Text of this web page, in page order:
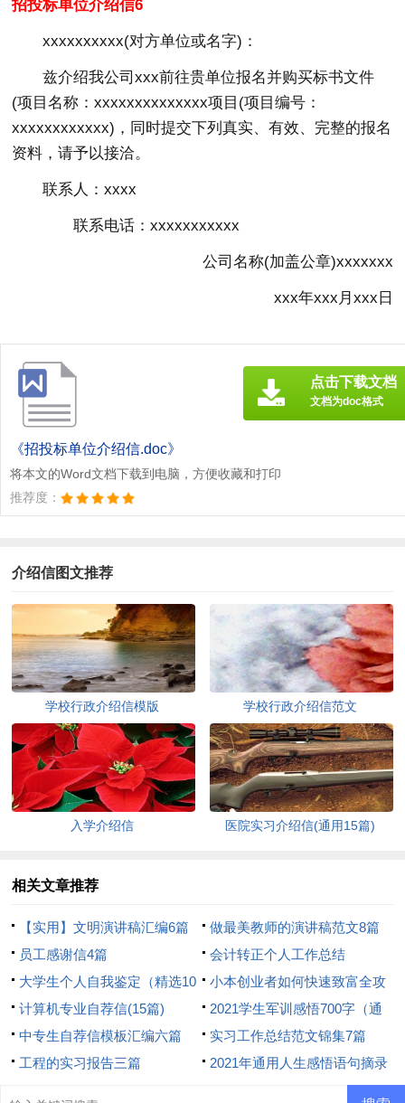
招投标单位介绍信6
xxxxxxxxxx(对方单位或名字)：
兹介绍我公司xxx前往贵单位报名并购买标书文件
(项目名称：xxxxxxxxxxxxxx项目(项目编号：
xxxxxxxxxxxx)，同时提交下列真实、有效、完整的报名
资料，请予以接洽。
联系人：xxxx
联系电话：xxxxxxxxxxx
公司名称(加盖公章)xxxxxxx
xxx年xxx月xxx日
《招投标单位介绍信.doc》
将本文的Word文档下载到电脑，方便收藏和打印
推荐度：
点击下载文档
文档为doc格式
介绍信图文推荐
学校行政介绍信模版 学校行政介绍信范文
入学介绍信 医院实习介绍信(通用15篇)
相关文章推荐
【实用】文明演讲稿汇编6篇
做最美教师的演讲稿范文8篇
员工感谢信4篇
会计转正个人工作总结
大学生个人自我鉴定（精选10
篇）
小本创业者如何快速致富全攻
略
计算机专业自荐信(15篇)
2021学生军训感悟700字（通
用6篇）
中专生自荐信模板汇编六篇
实习工作总结范文锦集7篇
工程的实习报告三篇
2021年通用人生感悟语句摘录